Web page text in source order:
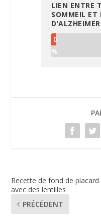
LIEN ENTRE
SOMMEIL ET
D’ALZHEIMER
0
%
Recette de fond de placard
avec des lentilles
PRÉCÉDENT